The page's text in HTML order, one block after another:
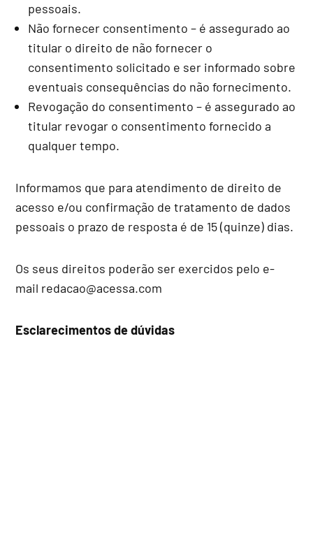
pessoais.
Não fornecer consentimento – é assegurado ao
titular o direito de não fornecer o
consentimento solicitado e ser informado sobre
eventuais consequências do não fornecimento.
Revogação do consentimento – é assegurado ao
titular revogar o consentimento fornecido a
qualquer tempo.
Informamos que para atendimento de direito de
acesso e/ou confirmação de tratamento de dados
pessoais o prazo de resposta é de 15 (quinze) dias.
Os seus direitos poderão ser exercidos pelo e-
mail redacao@acessa.com
Esclarecimentos de dúvidas